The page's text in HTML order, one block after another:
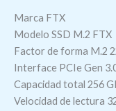
Marca FTX
Modelo SSD M.2 FTX
Factor de forma M.2
Interface PCIe Gen
Capacidad total 256
Velocidad de lectura